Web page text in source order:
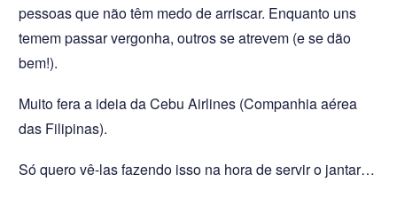
pessoas que não têm medo de arriscar. Enquanto uns
temem passar vergonha, outros se atrevem (e se dão
bem!).
Muito fera a ideia da Cebu Airlines (Companhia aérea
das Filipinas).
Só quero vê-las fazendo isso na hora de servir o jantar…